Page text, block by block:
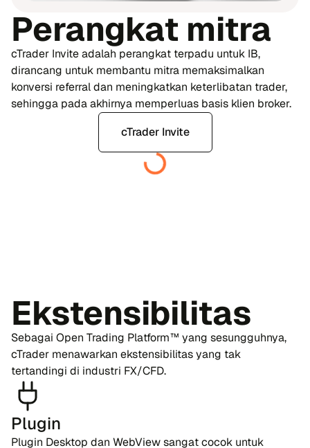
Perangkat mitra
cTrader Invite adalah perangkat terpadu untuk IB,
dirancang untuk membantu mitra memaksimalkan
konversi referral dan meningkatkan keterlibatan trader,
sehingga pada akhirnya memperluas basis klien broker.
cTrader Invite
Ekstensibilitas
Sebagai Open Trading Platform™ yang sesungguhnya,
cTrader menawarkan ekstensibilitas yang tak
tertandingi di industri FX/CFD.
Plugin
Plugin Desktop dan WebView sangat cocok untuk